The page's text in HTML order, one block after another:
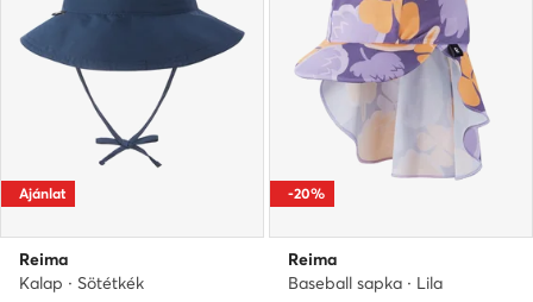
Ajánlat
Reima
Kalap · Sötétkék
-20%
Reima
Baseball sapka · Lila